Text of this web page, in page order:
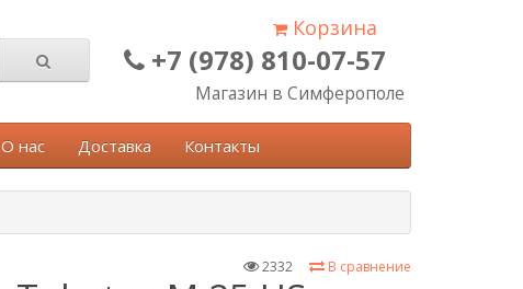
Корзина
+7 (978) 810-07-57
Магазин в Симферополе
О нас Доставка Контакты
В сравнение
2332